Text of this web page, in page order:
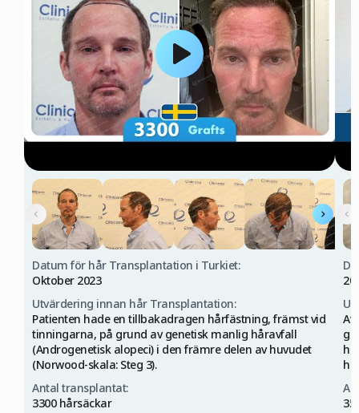
Datum för hår Transplantation i Turkiet:
Oktober 2023
Utvärdering innan hår Transplantation:
Patienten hade en tillbakadragen hårfästning, främst vid
tinningarna, på grund av genetisk manlig håravfall
(Androgenetisk alopeci) i den främre delen av huvudet
(Norwood-skala: Steg 3).
Antal transplantat:
3300 hårsäckar